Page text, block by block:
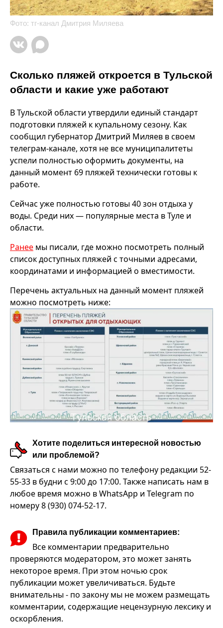
Фото: тг-канал Дмитрия Миляева
Сколько пляжей откроется в Тульской
области и какие уже работают
В Тульской области утвердили единый стандарт
подготовки пляжей к купальному сезону. Как
сообщил губернатор Дмитрий Миляев в своем
телеграм-канале, хотя не все муниципалитеты
успели полностью оформить документы, на
данный момент 69 пляжей технически готовы к
работе.
Сейчас уже полностью готовы 40 зон отдыха у
воды. Среди них — популярные места в Туле и
области.
Ранее мы писали, где можно посмотреть полный
список доступных пляжей с точными адресами,
координатами и информацией о вместимости.
Перечень актуальных на данный момент пляжей
можно посмотреть ниже:
Хотите поделиться интересной новостью
или проблемой?
Связаться с нами можно по телефону редакции 52-
55-33 в будни с 9:00 до 17:00. Также написать нам в
любое время можно в WhatsApp и Telegram по
номеру 8 (930) 074-52-17.
Правила публикации комментариев:
Все комментарии предварительно
проверяются модератором, это может занять
некоторое время. При этом ночью срок
публикации может увеличиваться. Будьте
внимательны - по закону мы не можем размещать
комментарии, содержащие нецензурную лексику и
оскорбления.